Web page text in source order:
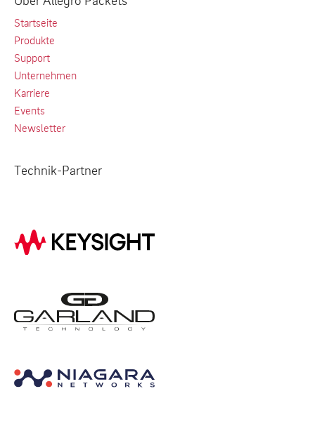
Startseite
Produkte
Support
Unternehmen
Karriere
Events
Newsletter
Technik-Partner